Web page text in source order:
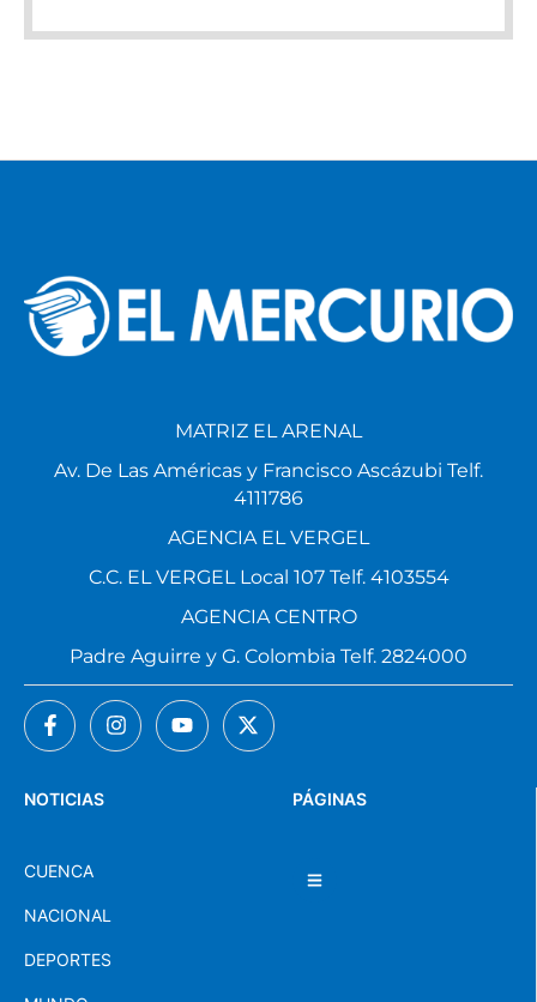
PÁGINAS
NOTICIAS
CUENCA
NACIONAL
DEPORTES
MATRIZ EL ARENAL
Av. De Las Américas y Francisco Ascázubi Telf.
4111786
AGENCIA EL VERGEL
C.C. EL VERGEL Local 107 Telf. 4103554
AGENCIA CENTRO
Padre Aguirre y G. Colombia Telf. 2824000